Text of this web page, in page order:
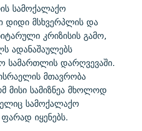
სამოქალაქო
დიდი მსხვერპლის და
კრიზისის გამო,
ადანაშაულებს
სამართლის დარღვევაში.
მთავრობა
მისი სამიზნეა მხოლოდ
სამოქალაქო
იყენებს.